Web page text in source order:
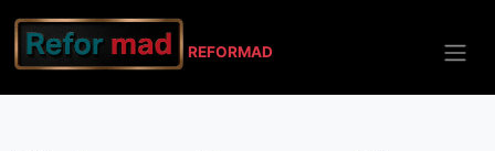
REFORMAD
Inicio Valdeavero Pintura y Decoración